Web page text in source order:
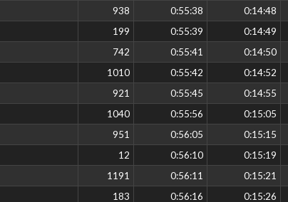
938 0:55:38 0:14:48
199 0:55:39 0:14:49
742 0:55:41 0:14:50
1010 0:55:42 0:14:52
921 0:55:45 0:14:55
1040 0:55:56 0:15:05
951 0:56:05 0:15:15
12 0:56:10 0:15:19
1191 0:56:11 0:15:21
183 0:56:16 0:15:26